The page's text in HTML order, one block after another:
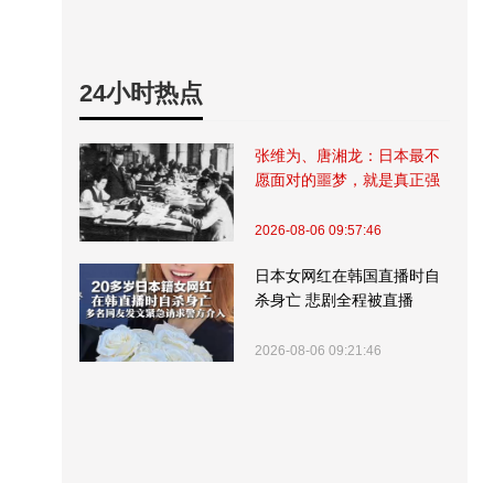
24小时热点
张维为、唐湘龙：日本最不
愿面对的噩梦，就是真正强
2026-08-06 09:57:46
日本女网红在韩国直播时自
杀身亡 悲剧全程被直播
2026-08-06 09:21:46